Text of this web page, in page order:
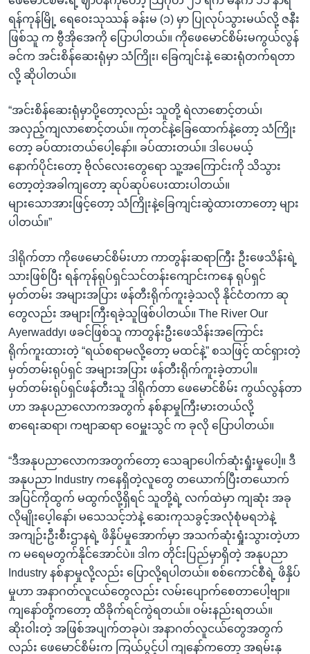
ရန်ကုန်မြို့ ရေဝေးသုဿန် ခန်းမ (၁) မှာ ပြုလုပ်သွားမယ်လို့ ဇနီး
ဖြစ်သူ က ဗွီအိုအေကို ပြောပါတယ်။ ကိုဖေမောင်စိမ်းမကွယ်လွန်
ခင်က အင်းစိန်ဆေးရုံမှာ သံကြိုး၊ ခြေကျင်းနဲ့ ဆေးရုံတက်ရတာ
လို့ ဆိုပါတယ်။
“အင်းစိန်ဆေးရုံမှာပို့တော့လည်း သူတို့ ရဲလာစောင့်တယ်၊
အလှည့်ကျလာစောင့်တယ်။ ကုတင်နဲ့ခြေထောက်နဲ့တော့ သံကြိုး
တော့ ခပ်ထားတယ်ပေါ့နော်။ ခပ်ထားတယ်။ ဒါပေမယ့်
နောက်ပိုင်းတော့ ဗိုလ်လေးတွေရော သူ့အကြောင်းကို သိသွား
တော့တဲ့အခါကျတော့ ဆုပ်ဆုပ်ပေးထားပါတယ်။
များသောအားဖြင့်တော့ သံကြိုးနဲ့ခြေကျင်းဆွဲထားတာတော့ များ
ပါတယ်။”
ဒါရိုက်တာ ကိုဖေမောင်စိမ်းဟာ ကာတွန်းဆရာကြီး ဦးဖေသိန်းရဲ့
သားဖြစ်ပြီး ရန်ကုန်ရုပ်ရှင်သင်တန်းကျောင်းကနေ ရုပ်ရှင်
မှတ်တမ်း အများအပြား ဖန်တီးရိုက်ကူးခဲ့သလို နိုင်ငံတကာ ဆု
တွေလည်း အများကြီးရခဲ့သူဖြစ်ပါတယ်။ The River Our
Ayerwaddy၊ ဖခင်ဖြစ်သူ ကာတွန်းဦးဖေသိန်းအကြောင်း
ရိုက်ကူးထားတဲ့ “ရယ်စရာမလို့တော့ မထင်နဲ့” စသဖြင့် ထင်ရှားတဲ့
မှတ်တမ်းရုပ်ရှင် အများအပြား ဖန်တီးရိုက်ကူးခဲ့တာပါ။
မှတ်တမ်းရုပ်ရှင်ဖန်တီးသူ ဒါရိုက်တာ ဖေမောင်စိမ်း ကွယ်လွန်တာ
ဟာ အနုပညာလောကအတွက် နစ်နာမှုကြီးမားတယ်လို့
စာရေးဆရာ၊ ကဗျာဆရာ ဝေမှူးသွင် က ခုလို ပြောပါတယ်။
“ဒီအနုပညာလောကအတွက်တော့ သေချာပေါက်ဆုံးရှုံးမှုပေါ့။ ဒီ
အနုပညာ Industry ကနေရှိတဲ့လူတွေ တယောက်ပြီးတယောက်
အပြင်ကိုထွက် မထွက်လို့ရှိရင် သူတို့ရဲ့ လက်ထဲမှာ ကျဆုံး အခု
လိုမျိုးပေ့ါနော်၊ မသေသင့်ဘဲနဲ့ ဆေးကုသခွင့်အလုံစုံမရဘဲနဲ့
အကျဉ်းဦးစီးဌာနရဲ့ ဖိနှိပ်မှုအောက်မှာ အသက်ဆုံးရှုံးသွားတဲ့ဟာ
က မရေမတွက်နိုင်အောင်ပဲ။ ဒါက တိုင်းပြည်မှာရှိတဲ့ အနုပညာ
Industry နစ်နာမှုလို့လည်း ပြောလို့ရပါတယ်။ စစ်ကောင်စီရဲ့ ဖိနှိပ်
မှုဟာ အနာဂတ်လူငယ်တွေလည်း လမ်းပျောက်စေတာပေါ့ဗျာ။
ကျနော်တို့ကတော့ ထိခိုက်ရင်ကွဲရတယ်။ ဝမ်းနည်းရတယ်။
ဆိုးဝါးတဲ့ အဖြစ်အပျက်တခုပဲ၊ အနာဂတ်လူငယ်တွေအတွက်
လည်း ဖေမောင်စိမ်းက ကြယ်ပွင့်ပါ ကျနော်ကတော့ အရမ်းနှ